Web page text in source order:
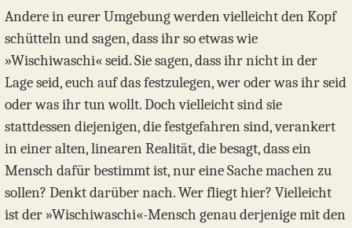
Andere in eurer Umgebung werden vielleicht den Kopf
schütteln und sagen, dass ihr so etwas wie
»Wischiwaschi« seid. Sie sagen, dass ihr nicht in der
Lage seid, euch auf das festzulegen, wer oder was ihr seid
oder was ihr tun wollt. Doch vielleicht sind sie
stattdessen diejenigen, die festgefahren sind, verankert
in einer alten, linearen Realität, die besagt, dass ein
Mensch dafür bestimmt ist, nur eine Sache machen zu
sollen? Denkt darüber nach. Wer fliegt hier? Vielleicht
ist der »Wischiwaschi«-Mensch genau derjenige mit den